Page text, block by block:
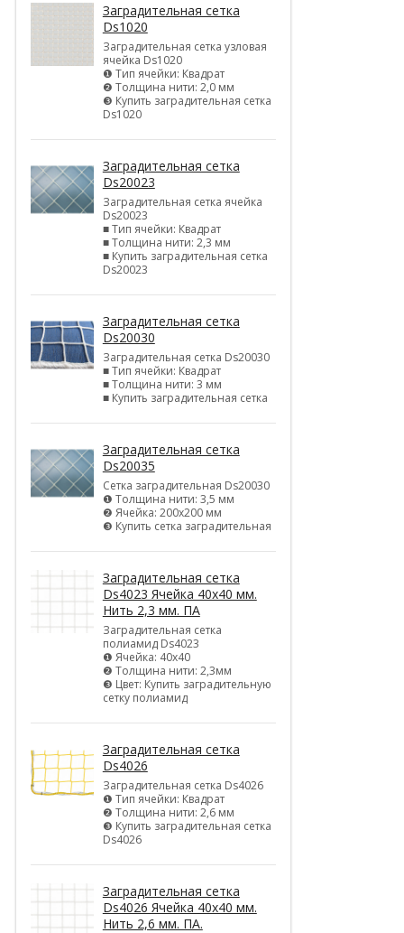
Заградительная сетка
Ds1020
Заградительная сетка узловая
ячейка Ds1020
❶ Тип ячейки: Квадрат
❷ Толщина нити: 2,0 мм
❸ Купить заградительная сетка
Ds1020
Заградительная сетка
Ds20023
Заградительная сетка ячейка
Ds20023
■ Тип ячейки: Квадрат
■ Толщина нити: 2,3 мм
■ Купить заградительная сетка
Ds20023
Заградительная сетка
Ds20030
Заградительная сетка Ds20030
■ Тип ячейки: Квадрат
■ Толщина нити: 3 мм
■ Купить заградительная сетка
Заградительная сетка
Ds20035
Сетка заградительная Ds20030
❶ Толщина нити: 3,5 мм
❷ Ячейка: 200х200 мм
❸ Купить сетка заградительная
Заградительная сетка
Ds4023 Ячейка 40х40 мм.
Нить 2,3 мм. ПА
Заградительная сетка
полиамид Ds4023
❶ Ячейка: 40х40
❷ Толщина нити: 2,3мм
❸ Цвет: Купить заградительную
сетку полиамид
Заградительная сетка
Ds4026
Заградительная сетка Ds4026
❶ Тип ячейки: Квадрат
❷ Толщина нити: 2,6 мм
❸ Купить заградительная сетка
Ds4026
Заградительная сетка
Ds4026 Ячейка 40х40 мм.
Нить 2,6 мм. ПА.